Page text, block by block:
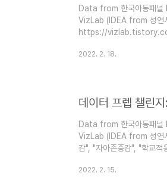
Data from 한국아동패
VizLab (IDEA from 성연
https://
포함) 상기 109개 필드를 6
2022. 2. 18.
데이터 프렙 챌린
Data from 한국아동패
VizLab (IDEA from 성연
감", "자아존중감", "학교적
질문 ID, 응답 ID, 질문, 응
2022. 2. 15.